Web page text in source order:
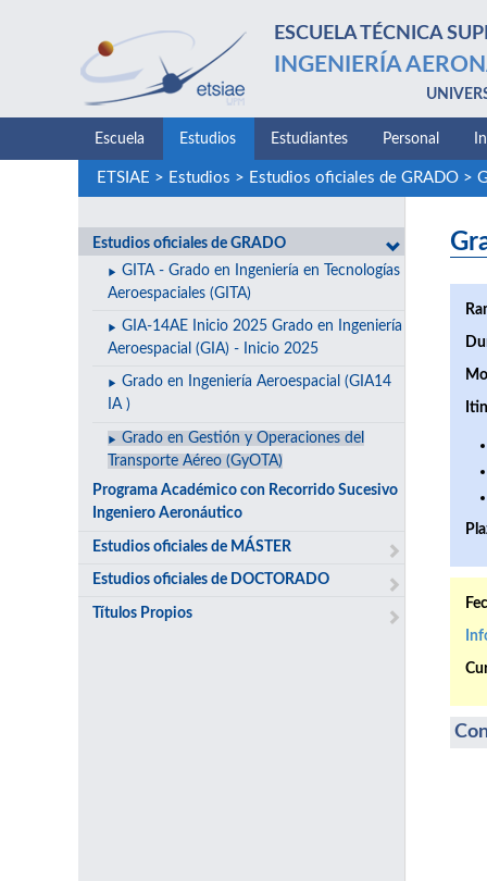
ESCUELA TÉCNICA
INGENIERÍA
Escuela Estudios Estudiantes Personal
ETSIAE > Estudios > Estudios oficiales de GRADO>
Estudios oficiales de GRADO
GITA - Grado en Ingeniería en Tecnologías
Aeroespaciales (GITA)
GIA-14AE Inicio 2025 Grado en Ingeniería
Aeroespacial (GIA) - Inicio 2025
Grado en Ingeniería Aeroespacial (GIA14
IA )
Grado en Gestión y Operaciones del
Transporte Aéreo (GyOTA)
Programa Académico con Recorrido Sucesivo
Ingeniero Aeronáutico
Estudios oficiales de MÁSTER
Estudios oficiales de DOCTORADO
Títulos Propios